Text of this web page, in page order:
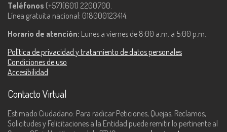
Teléfonos (+57)(601) 2200700.
Línea gratuita nacional: 018000123414.
Horario de atención: Lunes a viernes de 8:00 a.m. a 5:00 p.m.
Política de privacidad y tratamiento de datos personales
Condiciones de uso
Accesibilidad
Contacto Virtual
Estimado Ciudadano: Para radicar Peticiones, Quejas, Reclamos,
Solicitudes y Felicitaciones a la Entidad puede remitir lo pertinente al